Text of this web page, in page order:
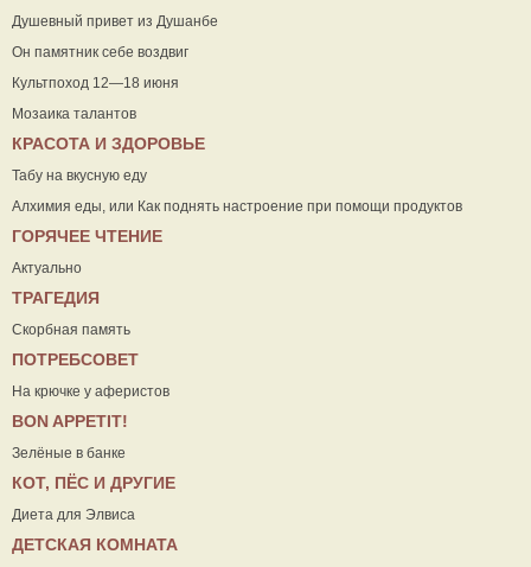
Душевный привет из Душанбе
Он памятник себе воздвиг
Культпоход 12—18 июня
Мозаика талантов
КРАСОТА И ЗДОРОВЬЕ
Табу на вкусную еду
Алхимия еды, или Как поднять настроение при помощи продуктов
ГОРЯЧЕЕ ЧТЕНИЕ
Актуально
ТРАГЕДИЯ
Скорбная память
ПОТРЕБСОВЕТ
На крючке у аферистов
ВON APPETIT!
Зелёные в банке
КОТ, ПЁС И ДРУГИЕ
Диета для Элвиса
ДЕТСКАЯ КОМНАТА